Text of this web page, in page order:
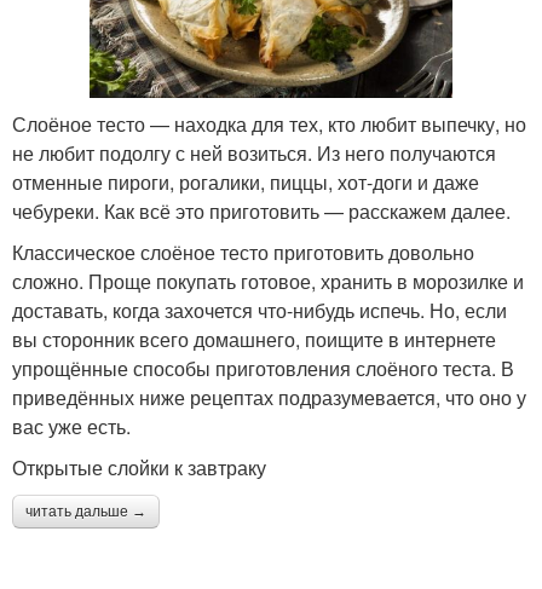
Слоёное тесто — находка для тех, кто любит выпечку, но
не любит подолгу с ней возиться. Из него получаются
отменные пироги, рогалики, пиццы, хот-доги и даже
чебуреки. Как всё это приготовить — расскажем далее.
Классическое слоёное тесто приготовить довольно
сложно. Проще покупать готовое, хранить в морозилке и
доставать, когда захочется что-нибудь испечь. Но, если
вы сторонник всего домашнего, поищите в интернете
упрощённые способы приготовления слоёного теста. В
приведённых ниже рецептах подразумевается, что оно у
вас уже есть.
Открытые слойки к завтраку
читать дальше →